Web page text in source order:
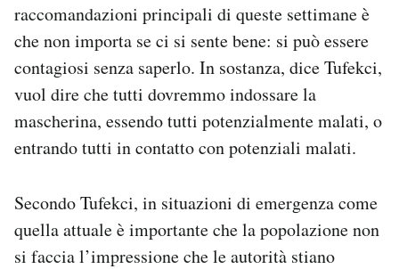
raccomandazioni principali di queste settimane è
che non importa se ci si sente bene: si può essere
contagiosi senza saperlo. In sostanza, dice Tufekci,
vuol dire che tutti dovremmo indossare la
mascherina, essendo tutti potenzialmente malati, o
entrando tutti in contatto con potenziali malati.
Secondo Tufekci, in situazioni di emergenza come
quella attuale è importante che la popolazione non
si faccia l’impressione che le autorità stiano